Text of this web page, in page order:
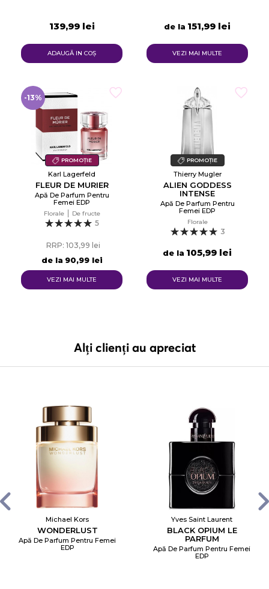
139,99 lei
ADAUGĂ IN COŞ
de la 151,99 lei
VEZI MAI MULTE
PROMOȚIE
-13%
Karl Lagerfeld
FLEUR DE MURIER
Apă De Parfum Pentru
Femei EDP
Florale De fructe
5
de la
RRP: 103,99 lei
90,99 lei
VEZI MAI MULTE
PROMOȚIE
Thierry Mugler
ALIEN GODDESS
INTENSE
Apă De Parfum Pentru
Femei EDP
Florale
3
de la 105,99 lei
VEZI MAI MULTE
Alți clienți au apreciat
Michael Kors
WONDERLUST
Apă De Parfum Pentru Femei
EDP
Yves Saint Laurent
BLACK OPIUM LE
PARFUM
Apă De Parfum Pentru Femei
EDP